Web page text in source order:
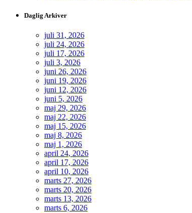
Daglig Arkiver
juli 31, 2026
juli 24, 2026
juli 17, 2026
juli 3, 2026
juni 26, 2026
juni 19, 2026
juni 12, 2026
juni 5, 2026
maj 29, 2026
maj 22, 2026
maj 15, 2026
maj 8, 2026
maj 1, 2026
april 24, 2026
april 17, 2026
april 10, 2026
marts 27, 2026
marts 20, 2026
marts 13, 2026
marts 6, 2026